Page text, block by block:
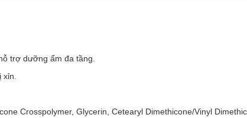
trợ dưỡng ẩm đa tầng.
Crosspolymer, Glycerin, Cetearyl Dimethicone/Vinyl